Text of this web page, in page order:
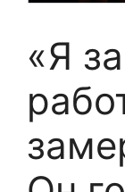
«Я